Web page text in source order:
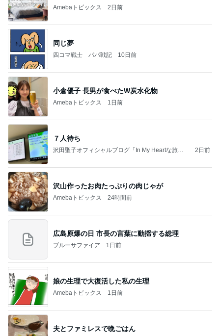
Amebaトピックス 2日前
同じ夢
四コマ戦士 パパ戦記 10日前
小倉優子 長男が食べたW炭水化物
Amebaトピックス 1日前
７人待ち
沢田聖子オフィシャルブログ「In My Heartな旅日
2日前
沢山作ったお肉たっぷりの肉じゃが
Amebaトピックス 24時間前
広島原爆の日 市長の言葉に動揺する総理
ブルーサファイア 1日前
娘の生理で大復活した私の生理
Amebaトピックス 1日前
夫とファミレスで晩ごはん